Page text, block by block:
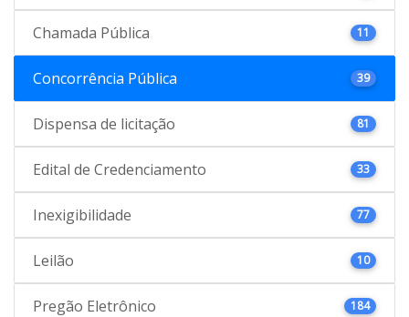
Chamada Pública 11
Concorrência Pública 39
Dispensa de licitação 81
Edital de Credenciamento 33
Inexigibilidade 77
Leilão 10
Pregão Eletrônico 184